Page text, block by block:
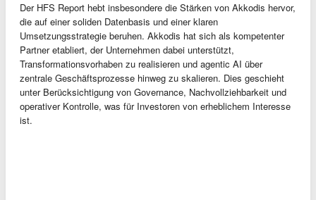
Der HFS Report hebt insbesondere die Stärken von Akkodis hervor,
die auf einer soliden Datenbasis und einer klaren
Umsetzungsstrategie beruhen. Akkodis hat sich als kompetenter
Partner etabliert, der Unternehmen dabei unterstützt,
Transformationsvorhaben zu realisieren und agentic AI über
zentrale Geschäftsprozesse hinweg zu skalieren. Dies geschieht
unter Berücksichtigung von Governance, Nachvollziehbarkeit und
operativer Kontrolle, was für Investoren von erheblichem Interesse
ist.